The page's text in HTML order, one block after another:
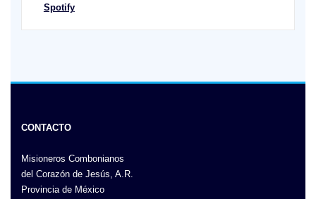
Spotify
CONTACTO
Misioneros Combonianos
del Corazón de Jesús, A.R.
Provincia de México